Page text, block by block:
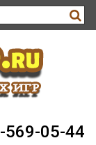
569-05-44